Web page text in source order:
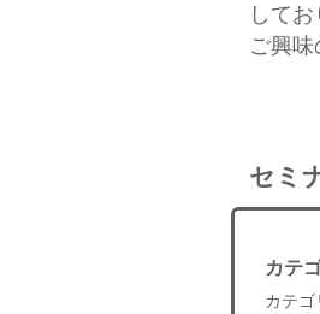
してお
ご興味
セミ
カテ
カテゴ